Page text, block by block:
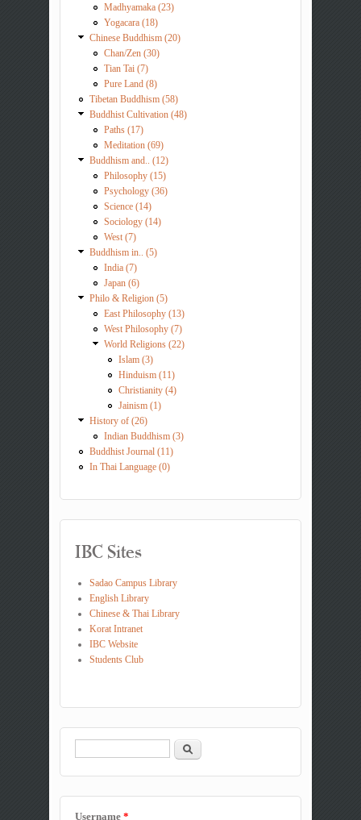
Madhyamaka (23)
Yogacara (18)
Chinese Buddhism (20)
Chan/Zen (30)
Tian Tai (7)
Pure Land (8)
Tibetan Buddhism (58)
Buddhist Cultivation (48)
Paths (17)
Meditation (69)
Buddhism and.. (12)
Philosophy (15)
Psychology (36)
Science (14)
Sociology (14)
West (7)
Buddhism in.. (5)
India (7)
Japan (6)
Philo & Religion (5)
East Philosophy (13)
West Philosophy (7)
World Religions (22)
Islam (3)
Hinduism (11)
Christianity (4)
Jainism (1)
History of (26)
Indian Buddhism (3)
Buddhist Journal (11)
In Thai Language (0)
IBC Sites
Sadao Campus Library
English Library
Chinese & Thai Library
Korat Intranet
IBC Website
Students Club
Search form
Search
Username *